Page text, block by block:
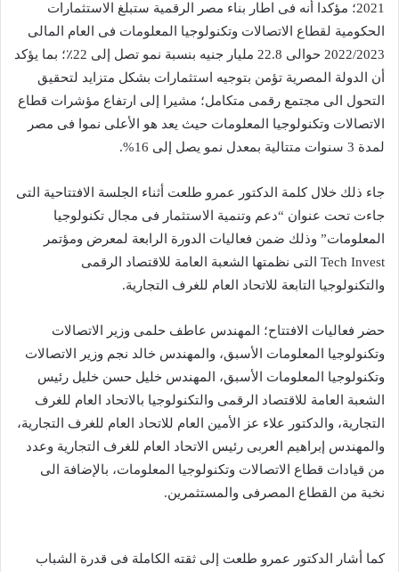
2021؛ مؤكدا أنه فى اطار بناء مصر الرقمية ستبلغ الاستثمارات
الحكومية لقطاع الاتصالات وتكنولوجيا المعلومات فى العام المالى
2022/2023 حوالى 22.8 مليار جنيه بنسبة نمو تصل إلى 22٪؛ بما يؤكد
أن الدولة المصرية تؤمن بتوجيه استثمارات بشكل متزايد لتحقيق
التحول الى مجتمع رقمى متكامل؛ مشيرا إلى ارتفاع مؤشرات قطاع
الاتصالات وتكنولوجيا المعلومات حيث يعد هو الأعلى نموا فى مصر
لمدة 3 سنوات متتالية بمعدل نمو يصل إلى 16%.
جاء ذلك خلال كلمة الدكتور عمرو طلعت أثناء الجلسة الافتتاحية التى
جاءت تحت عنوان “دعم وتنمية الاستثمار فى مجال تكنولوجيا
المعلومات” وذلك ضمن فعاليات الدورة الرابعة لمعرض ومؤتمر
Tech Invest التى نظمتها الشعبة العامة للاقتصاد الرقمى
والتكنولوجيا التابعة للاتحاد العام للغرف التجارية.
حضر فعاليات الافتتاح؛ المهندس عاطف حلمى وزير الاتصالات
وتكنولوجيا المعلومات الأسبق، والمهندس خالد نجم وزير الاتصالات
وتكنولوجيا المعلومات الأسبق، المهندس خليل حسن خليل رئيس
الشعبة العامة للاقتصاد الرقمى والتكنولوجيا بالاتحاد العام للغرف
التجارية، والدكتور علاء عز الأمين العام للاتحاد العام للغرف التجارية،
والمهندس إبراهيم العربى رئيس الاتحاد العام للغرف التجارية وعدد
من قيادات قطاع الاتصالات وتكنولوجيا المعلومات، بالإضافة الى
نخبة من القطاع المصرفى والمستثمرين.
كما أشار الدكتور عمرو طلعت إلى ثقته الكاملة فى قدرة الشباب